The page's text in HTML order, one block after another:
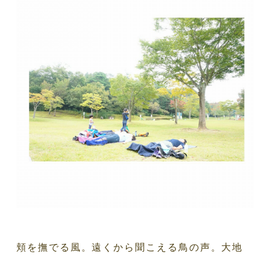
頬を撫でる風。遠くから聞こえる鳥の声。大地